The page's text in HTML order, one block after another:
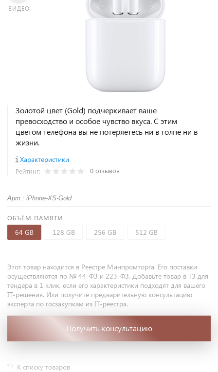
ВИДЕО
Золотой цвет (Gold) подчеркивает ваше
превосходство и особое чувство вкуса. С этим
цветом телефона вы не потеряетесь ни в толпе ни в
жизни.
Характеристики
Рейтинг: 0 отзывов
Арт.: iPhone-XS-Gold
ОБЪЁМ ПАМЯТИ
64 GB 128 GB 256 GB 512 GB
Этот товар находится в Реестре Минпромторга. Его поставки
осуществляются по № 44-ФЗ и 223-ФЗ. Добавьте товар в ТЗ для
тендера в 1 клик, если его характеристики подходят для вашего
IT-решения. Или получите предварительную консультацию
эксперта по госзакупкам из IT-реестра.
Получить консультацию
К списку товаров